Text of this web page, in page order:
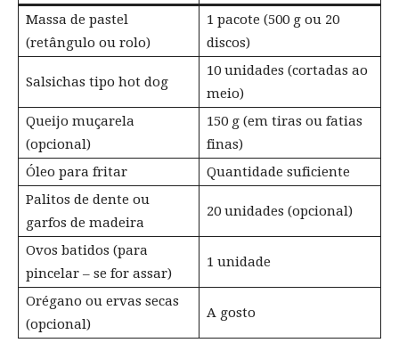
Massa de pastel
(retângulo ou rolo)
1 pacote (500 g ou 20
discos)
Salsichas tipo hot dog
10 unidades (cortadas ao
meio)
Queijo muçarela
(opcional)
150 g (em tiras ou fatias
finas)
Óleo para fritar
Quantidade suficiente
Palitos de dente ou
garfos de madeira
20 unidades (opcional)
Ovos batidos (para
pincelar – se for assar)
1 unidade
Orégano ou ervas secas
(opcional)
A gosto